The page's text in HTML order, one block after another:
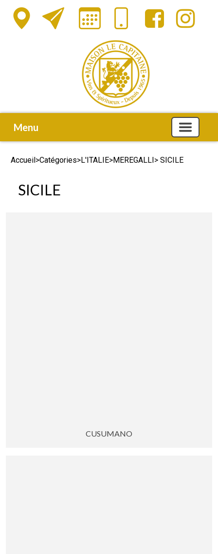
Menu
Accueil>Catégories>L'ITALIE>MEREGALLI> SICILE
SICILE
CUSUMANO